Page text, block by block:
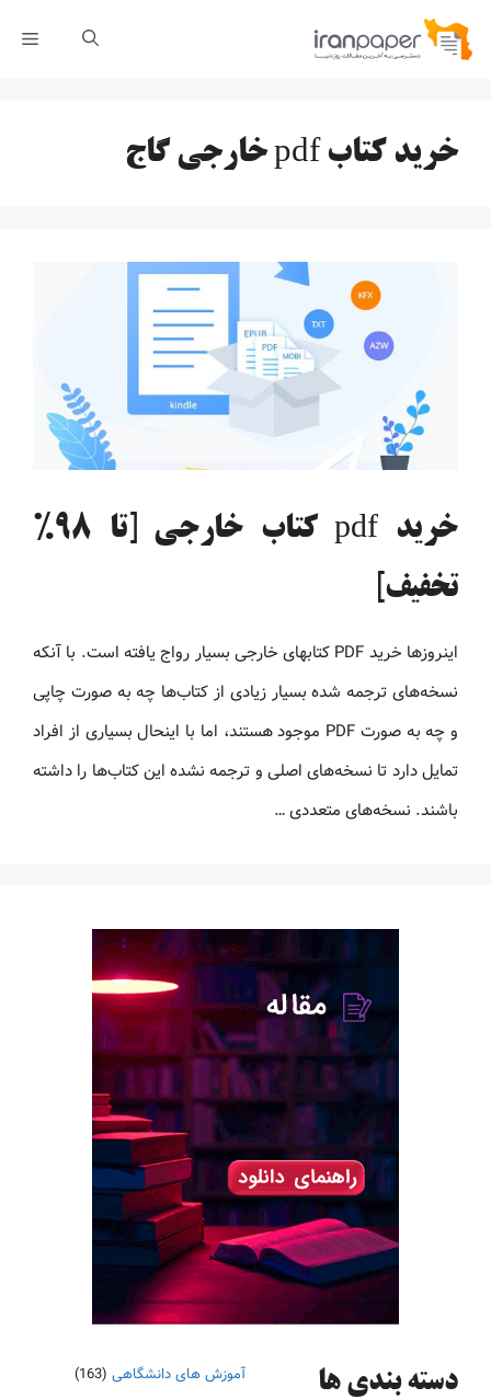
پرش
خرید کتاب pdf خارجی گاج
خرید pdf کتاب خارجی [تا 98%
تخفیف]
اینروزها خرید PDF کتاب‎های خارجی بسیار رواج یافته است. با آنکه
نسخه‌های ترجمه شده بسیار زیادی از کتاب‌ها چه به صورت چاپی
و چه به صورت PDF موجود هستند، اما با اینحال بسیاری از افراد
تمایل دارد تا نسخه‌های اصلی و ترجمه نشده این کتاب‌ها را داشته
باشند. نسخه‌های متعددی …
دسته‌ بندی ها آموزش های دانشگاهی (163)